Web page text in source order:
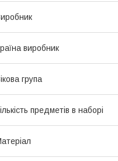
виробник
група
предметів в наборі